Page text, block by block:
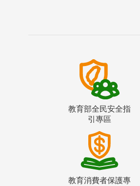
教育部全民安全指
引專區
教育消費者保護專